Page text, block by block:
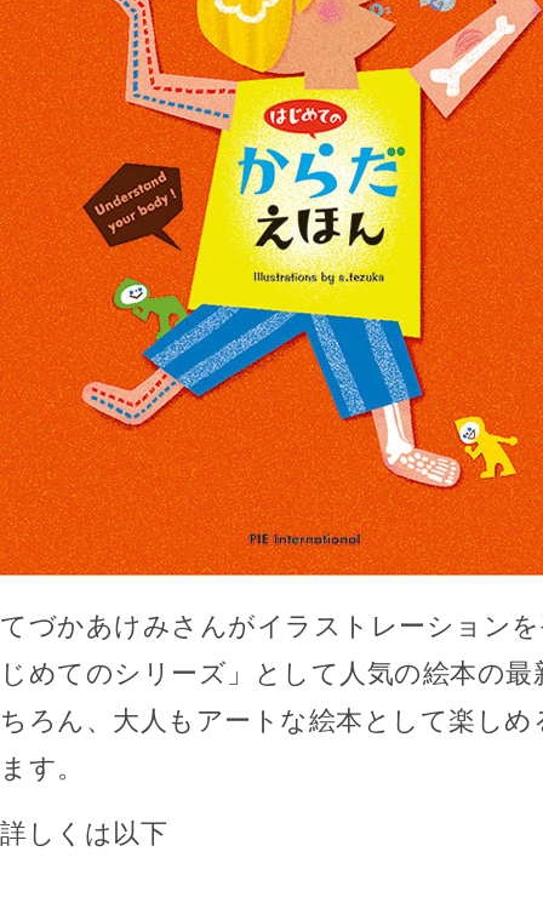
てづかあけみさんがイラストレーション
じめてのシリーズ」として人気の絵本の
ちろん、大人もアートな絵本として楽し
ます。
詳しくは以下